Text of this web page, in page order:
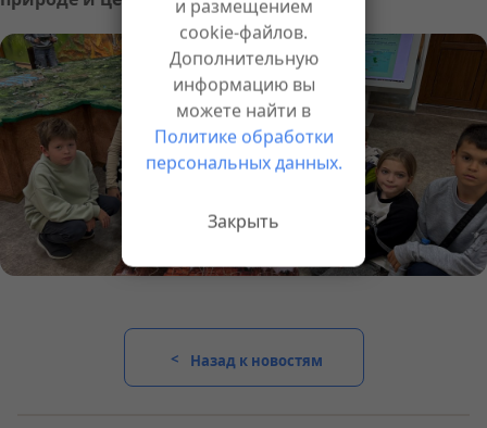
Назад к новостям
и размещением
cookie-файлов.
Дополнительную
информацию вы
можете найти в
Политике обработки
персональных данных.
Закрыть